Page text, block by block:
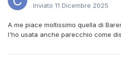
Inviato 11 Dicembre 2025
A me piace moltissimo quella di
l'ho usata anche parecchio come